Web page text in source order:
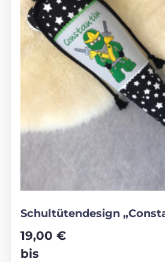
Schultütendesign
19,00 €
bis